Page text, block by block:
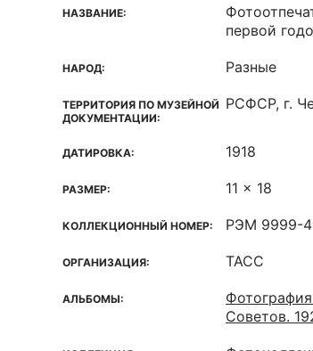
НАЗВАНИЕ:
первой
НАРОД: Разные
ТЕРРИТОРИЯ ПО МУЗЕЙНОЙ
ДОКУМЕНТАЦИИ:
РСФСР, г.
ДАТИРОВКА: 1918
РАЗМЕР: 11 x 18
КОЛЛЕКЦИОННЫЙ НОМЕР: РЭМ 9999-
ОРГАНИЗАЦИЯ: ТАСС
АЛЬБОМЫ:
Советов.